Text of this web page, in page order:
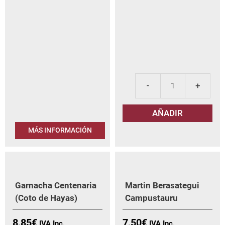
MÁS INFORMACIÓN
de
AÑADIR
Garnacha Centenaria
(Coto de Hayas)
8,85€
Martin Berasategui
Campustauru
7,50€